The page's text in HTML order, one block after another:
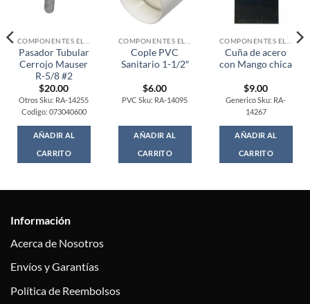
Pasador Tubular
Cerrojo Mauser
R-5/8 #2
$20.00
Otros Sku: RA-14255
Codigo: 073040600
AÑADIR AL
CARRITO
Cople PVC
Sanitario 1-1/2″
$6.00
PVC Sku: RA-14095
AÑADIR AL
CARRITO
Cuña de acero
con Mango chica
$9.00
Generico Sku: RA-
14267
AÑADIR AL
CARRITO
Información
Acerca de Nosotros
Envíos y Garantías
Política de Reembolsos